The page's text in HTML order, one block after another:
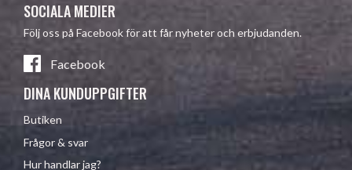
SOCIALA MEDIER
Följ oss på Facebook för att får nyheter och erbjudanden.
Facebook
DINA KUNDUPPGIFTER
Butiken
Frågor & svar
Hur handlar jag?